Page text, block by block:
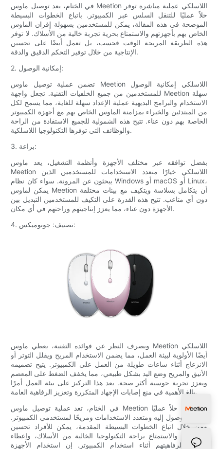
في الختام، يعد توصيل ماوس Meetion اللاسلكي عملية مباشرة توفر
حلاً عمليًا للتنقل السلس عبر الكمبيوتر. باتباع الخطوات البسيطة
الموضحة في هذه المقالة، يمكن للمستخدمين بسهولة إقران الماوس
الخاص بهم بأجهزتهم والاستمتاع بحرية تجربة خالية من الأسلاك. لا توفر
هذه الطريقة المريحة الوقت فحسب، بل تعمل أيضًا على تحسين
الإنتاجية من خلال توفير التحكم الدقيق والدقة.
2. إمكانية الوصول:
تضمن عملية توصيل ماوس Meetion اللاسلكي إمكانية الوصول
للمستخدمين من جميع الخلفيات التقنية. تجعل واجهة Meetion سهلة
الاستخدام والبرامج البديهية عملية الإعداد سهلة للغاية، مما يسمح لكل
من المبتدئين والخبراء بمزامنة الماوس الخاص بهم مع أجهزة الكمبيوتر
الخاصة بهم دون عناء. تتيح هذه الشمولية للجميع الاستفادة من الراحة
والوظائف التي توفرها التكنولوجيا اللاسلكية.
3. براعة:
بفضل توافقه عبر مختلف الأجهزة وأنظمة التشغيل، يعد ماوس
Meetion اللاسلكي خيارًا متعدد الاستخدامات للمستخدمين الذين
يبحثون عن المرونة. سواء كان نظام Windows أو macOS أو Linux،
يمكن لماوس Meetion أن يتكامل بسلاسة ويتكيف مع بيئات مختلفة
دون أي متاعب. تتيح هذه القدرة على التكيف للمستخدمين التبديل بين
الأجهزة دون عناء، مما يعزز إنتاجيتهم وراحتهم في أي مكان.
4. تصنيف: جونوميكس:
وبصرف النظر عن فوائده التقنية، يعطي ماوس Meetion اللاسلكي
أيضًا الأولوية لبيئة العمل، مما يضمن الاستخدام المريح ويقلل التوتر أو
الانزعاج أثناء ساعات طويلة من العمل على الكمبيوتر. يتيح تصميمه
الأنيق والمريح وضع اليد بشكل طبيعي، مما يخفف الضغط على المعصم
ويعزز تجربة حوسبة أكثر صحة. يعد هذا التركيز على بيئة العمل أمرًا
بالغ الأهمية في منع إصابات الإجهاد المتكررة وتعزيز الرفاهية العامة.
في الختام، تعد عملية توصيل ماوس Meetion اللاسلكي حلاً عمليًا
وسهل الوصول إليه ومتعدد الاستخدامات ومريحًا لمستخدمي الكمبيوتر.
ومن خلال اتباع الخطوات البسيطة المقدمة، يمكن للأفراد تحسين
إنتاجيتهم، والاستمتاع براحة التكنولوجيا الخالية من الأسلاك، وإعطاء
الأولوية لرفاهيتهم أثناء استخدام الكمبيوتر. إن استخدام الأجهزة